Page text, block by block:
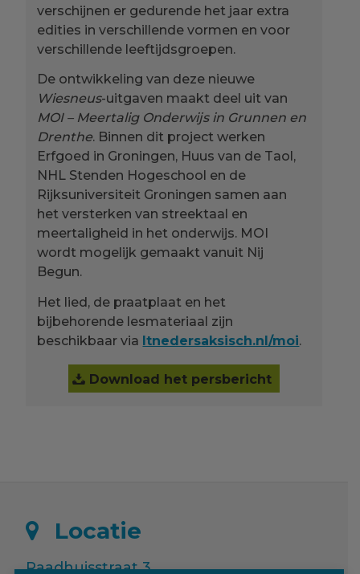
verschijnen er gedurende het jaar extra
edities in verschillende vormen en voor
verschillende leeftijdsgroepen.
De ontwikkeling van deze nieuwe
Wiesneus-uitgaven maakt deel uit van
MOI – Meertalig Onderwijs in Grunnen en
Drenthe. Binnen dit project werken
Erfgoed in Groningen, Huus van de Taol,
NHL Stenden Hogeschool en de
Rijksuniversiteit Groningen samen aan
het versterken van streektaal en
meertaligheid in het onderwijs. MOI
wordt mogelijk gemaakt vanuit Nij
Begun.
Het lied, de praatplaat en het
bijbehorende lesmateriaal zijn
beschikbaar via ltnedersaksisch.nl/moi.
Download het persbericht
Locatie
Raadhuisstraat 3